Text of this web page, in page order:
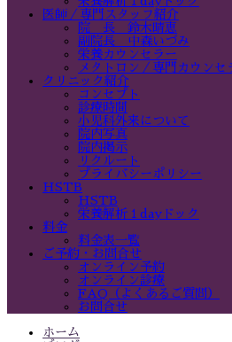
医師／専門スタッフ紹介
院 長 鈴木晴恵
副院長 中森いづみ
栄養カウンセラー
メタトロン／専門カウンセ
クリニック紹介
コンセプト
診療時間
小児科外来について
院内写真
院内掲示
リクルート
プライバシーポリシー
HSTB
HSTB
栄養解析１dayドック
料金
料金表一覧
ご予約・お問合せ
オンライン予約
オンライン診療
FAQ（よくあるご質問）
お問合せ
ホーム